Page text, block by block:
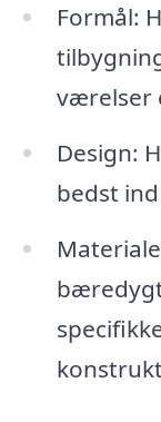
Formål:
værelser
Design:
bedst